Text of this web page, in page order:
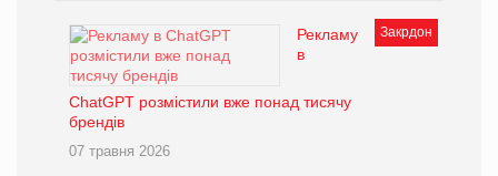
Закрдон
Рекламу
в
ChatGPT розмістили вже понад тисячу
брендів
07 травня 2026